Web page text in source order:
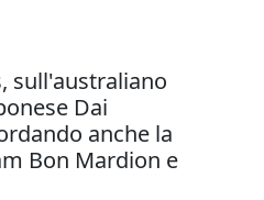
sull'australiano
Dai
anche la
Bon Mardion e